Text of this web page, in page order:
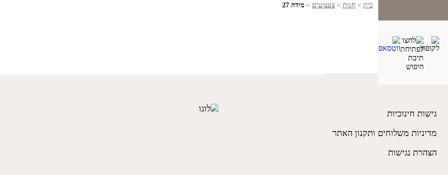
בית > חנות > צעצועים > מידה 27
גישות חינוכיות
מדיניות משלוחים ותקנון האתר
הצהרת נגישות